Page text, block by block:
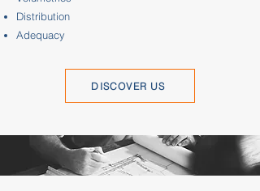
Distribution
Adequacy
DISCOVER US